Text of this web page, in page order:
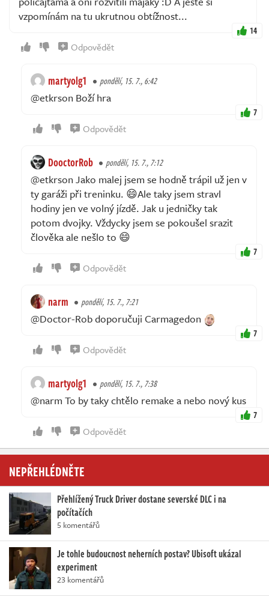
vzpomínám na tu ukrutnou obtížnost...
14
Odpovědět
martyolg1 pondělí, 15. 7., 6:42
@etkrson Boží hra
7
Odpovědět
DooctorRob pondělí, 15. 7., 7:12
@etkrson Jako malej jsem se hodně trápil už jen v
ty garáži při treninku. 😄Ale taky jsem stravl
hodiny jen ve volný jízdě. Jak u jedničky tak
potom dvojky. Vždycky jsem se pokoušel srazit
člověka ale nešlo to 😄
7
Odpovědět
narm pondělí, 15. 7., 7:21
@Doctor-Rob doporučuji Carmagedon
7
Odpovědět
martyolg1 pondělí, 15. 7., 7:38
@narm To by taky chtělo remake a nebo nový kus
7
Odpovědět
NEPŘEHLÉDNĚTE
Přehlížený Truck Driver dostane severské DLC i na
počítačích
5 komentářů
Je tohle budoucnost neherních postav? Ubisoft ukázal
experiment
23 komentářů